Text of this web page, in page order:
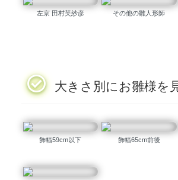
左京 田村芙紗彦 その他の雛人形師
大きさ別にお雛様を
飾幅59cm以下 飾幅65cm前後